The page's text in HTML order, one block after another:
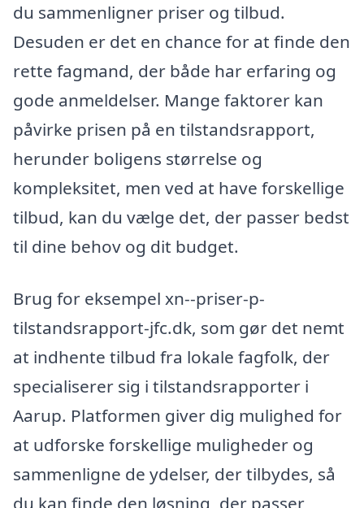
du sammenligner priser og tilbud.
Desuden er det en chance for at finde den
rette fagmand, der både har erfaring og
gode anmeldelser. Mange faktorer kan
påvirke prisen på en tilstandsrapport,
herunder boligens størrelse og
kompleksitet, men ved at have forskellige
tilbud, kan du vælge det, der passer bedst
til dine behov og dit budget.
Brug for eksempel xn--priser-p-
tilstandsrapport-jfc.dk, som gør det nemt
at indhente tilbud fra lokale fagfolk, der
specialiserer sig i tilstandsrapporter i
Aarup. Platformen giver dig mulighed for
at udforske forskellige muligheder og
sammenligne de ydelser, der tilbydes, så
du kan finde den løsning, der passer